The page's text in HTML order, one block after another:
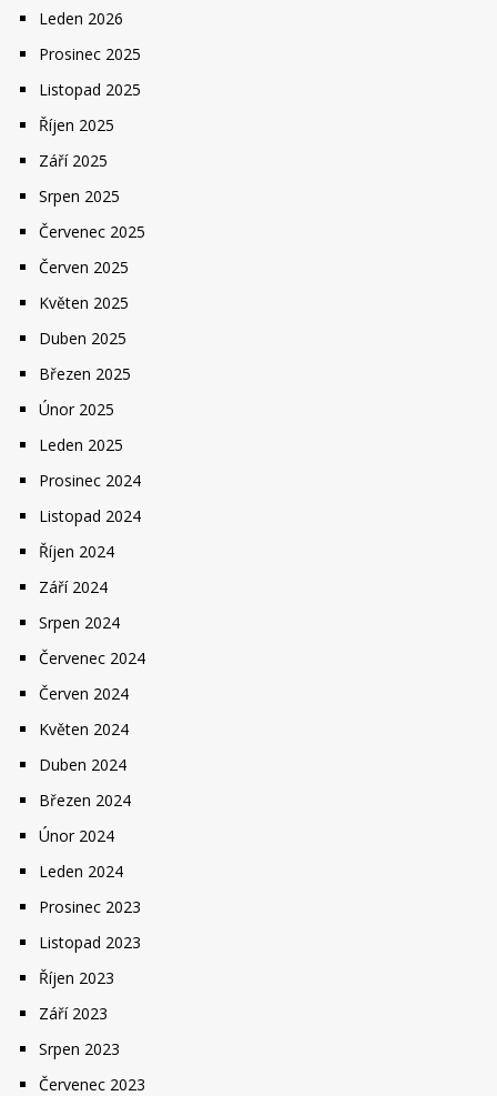
Leden 2026
Prosinec 2025
Listopad 2025
Říjen 2025
Září 2025
Srpen 2025
Červenec 2025
Červen 2025
Květen 2025
Duben 2025
Březen 2025
Únor 2025
Leden 2025
Prosinec 2024
Listopad 2024
Říjen 2024
Září 2024
Srpen 2024
Červenec 2024
Červen 2024
Květen 2024
Duben 2024
Březen 2024
Únor 2024
Leden 2024
Prosinec 2023
Listopad 2023
Říjen 2023
Září 2023
Srpen 2023
Červenec 2023